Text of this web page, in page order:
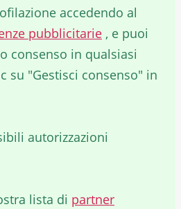
accedendo al
pubblicitarie , e puoi
consenso in qualsiasi
su "Gestisci consenso" in
autorizzazioni
lista di partner